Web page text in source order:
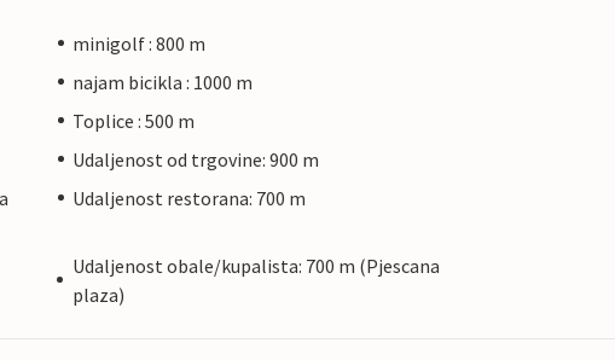
minigolf : 800 m
najam bicikla : 1000 m
Toplice : 500 m
Udaljenost od trgovine: 900 m
Udaljenost restorana: 700 m
Udaljenost obale/kupalista: 700 m (Pjescana
plaza)